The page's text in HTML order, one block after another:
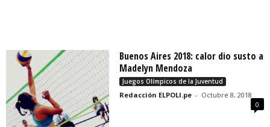
Buenos Aires 2018: calor dio susto a
Madelyn Mendoza
Juegos Olímpicos de la Juventud
Redacción ELPOLI.pe - Octubre 8, 2018
0